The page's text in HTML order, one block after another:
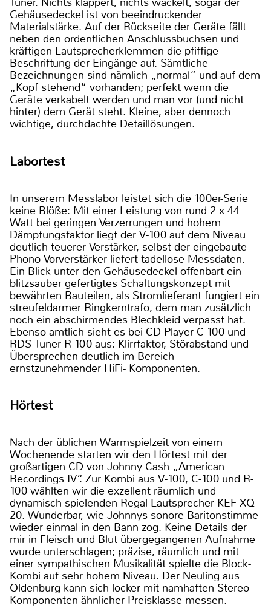
Gehäusedeckel ist von beeindruckender
Materialstärke. Auf der Rückseite der Geräte fällt
neben den ordentlichen Anschlussbuchsen und
kräftigen Lautsprecherklemmen die pfiffige
Beschriftung der Eingänge auf. Sämtliche
Bezeichnungen sind nämlich „normal“ und auf dem
„Kopf stehend“ vorhanden; perfekt wenn die
Geräte verkabelt werden und man vor (und nicht
hinter) dem Gerät steht. Kleine, aber dennoch
wichtige, durchdachte Detaillösungen.
Labortest
In unserem Messlabor leistet sich die 100er-Serie
keine Blöße: Mit einer Leistung von rund 2 x 44
Watt bei geringen Verzerrungen und hohem
Dämpfungsfaktor liegt der V-100 auf dem Niveau
deutlich teuerer Verstärker, selbst der eingebaute
Phono-Vorverstärker liefert tadellose Messdaten.
Ein Blick unter den Gehäusedeckel offenbart ein
blitzsauber gefertigtes Schaltungskonzept mit
bewährten Bauteilen, als Stromlieferant fungiert ein
streufeldarmer Ringkerntrafo, dem man zusätzlich
noch ein abschirmendes Blechkleid verpasst hat.
Ebenso amtlich sieht es bei CD-Player C-100 und
RDS-Tuner R-100 aus: Klirrfaktor, Störabstand und
Übersprechen deutlich im Bereich
ernstzunehmender HiFi- Komponenten.
Hörtest
Nach der üblichen Warmspielzeit von einem
Wochenende starten wir den Hörtest mit der
großartigen CD von Johnny Cash „American
Recordings IV“. Zur Kombi aus V-100, C-100 und R-
100 wählten wir die exzellent räumlich und
dynamisch spielenden Regal-Lautsprecher KEF XQ
20. Wunderbar, wie Johnnys sonore Baritonstimme
wieder einmal in den Bann zog. Keine Details der
mir in Fleisch und Blut übergegangenen Aufnahme
wurde unterschlagen; präzise, räumlich und mit
einer sympathischen Musikalität spielte die Block-
Kombi auf sehr hohem Niveau. Der Neuling aus
Oldenburg kann sich locker mit namhaften Stereo-
Komponenten ähnlicher Preisklasse messen.